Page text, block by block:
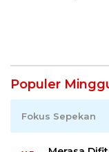
Populer
Fokus Sepekan